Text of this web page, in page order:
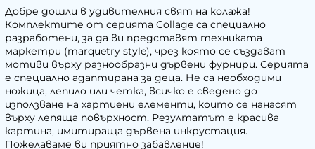
Добре дошли в удивителния свят на колажа!
Комплектите от серията Collage са специално
разработени, за да ви представят техниката
маркетри (marquetry style), чрез която се създават
мотиви върху разнообразни дървени фурнири. Серията
е специално адаптирана за деца. Не са необходими
ножица, лепило или четка, всичко е сведено до
използване на хартиени елементи, които се нанасят
върху лепяща повърхност. Резултатът е красива
картина, имитираща дървена инкрустация.
Пожелаваме ви приятно забавление!